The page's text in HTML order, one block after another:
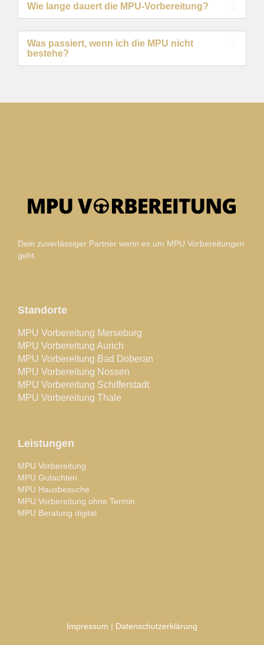
Wie lange dauert die MPU-Vorbereitung?
Was passiert, wenn ich die MPU nicht
bestehe?
Dein zuverlässiger Partner wenn es um MPU Vorbereitungen
geht.
Standorte
MPU Vorbereitung Merseburg
MPU Vorbereitung Aurich
MPU Vorbereitung Bad Doberan
MPU Vorbereitung Nossen
MPU Vorbereitung Schifferstadt
MPU Vorbereitung Thale
Leistungen
MPU Vorbereitung
MPU Gutachten
MPU Hausbesuche
MPU Vorbereitung ohne Termin
MPU Beratung digital
Impressum Datenschutzerklärung